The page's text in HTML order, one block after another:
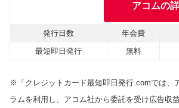
アコムの
発行日数 年会費
最短即日発行
無料
※「クレジットカード最短即日発行.comでは、
ラムを利用し、アコム社から委託を受け広告収